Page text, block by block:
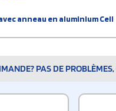
anneau en aluminium Cell
PAS DE